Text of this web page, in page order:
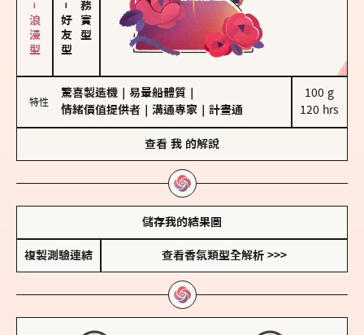
－
好友型務實型
特性
驚喜製造機 易暈船體質
情緒價值提供者
溝通專家 計畫通
100 g
120 hrs
查看 我 的解說
儲存我的結果圖
複製測驗連結 查看香氛類型全解析 >>>